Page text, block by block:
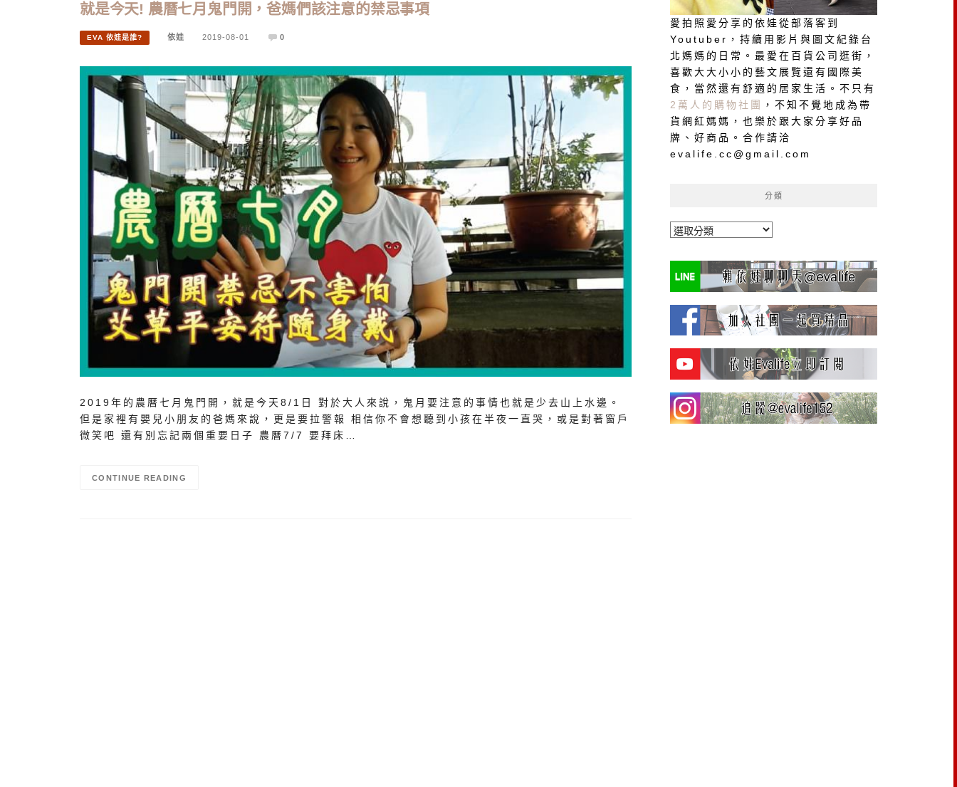
就是今天! 農曆七月鬼門開，爸媽們該注意的禁忌事項
EVA 依娃是誰? 依娃 2019-08-01 0
2019年的農曆七月鬼門開，就是今天8/1日 對於大人來說，鬼月要注意的事情也就是少去山上水邊。
但是家裡有嬰兒小朋友的爸媽來說，更是要拉警報 相信你不會想聽到小孩在半夜一直哭，或是對著窗戶
微笑吧 還有別忘記兩個重要日子 農曆7/7 要拜床…
CONTINUE READING
愛拍照愛分享的依娃從部落客到
Youtuber，持續用影片與圖文紀錄台
北媽媽的日常。最愛在百貨公司逛街，
喜歡大大小小的藝文展覽還有國際美
食，當然還有舒適的居家生活。不只有
2萬人的購物社團
，不知不覺地成為帶
貨網紅媽媽，也樂於跟大家分享好品
牌、好商品。合作請洽
evalife.cc@gmail.com
分類
分